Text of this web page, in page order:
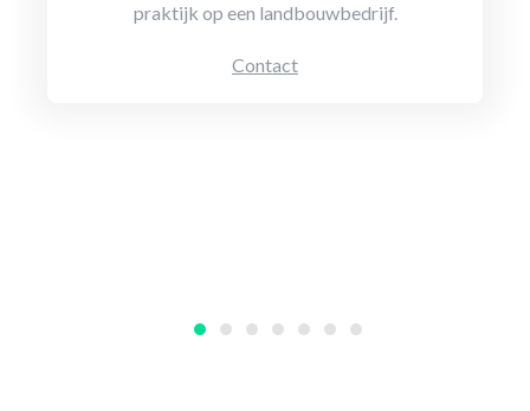
praktijk op een landbouwbedrijf.
Contact